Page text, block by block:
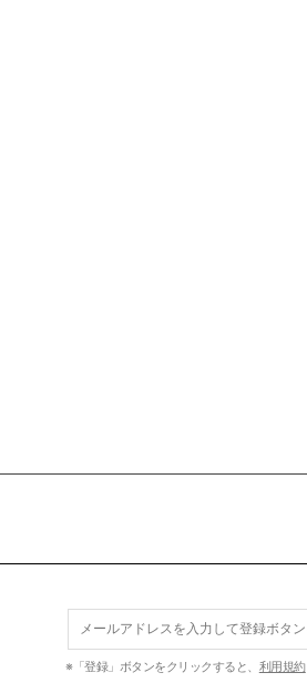
※「登録」ボタンをクリックすると、 利用規約